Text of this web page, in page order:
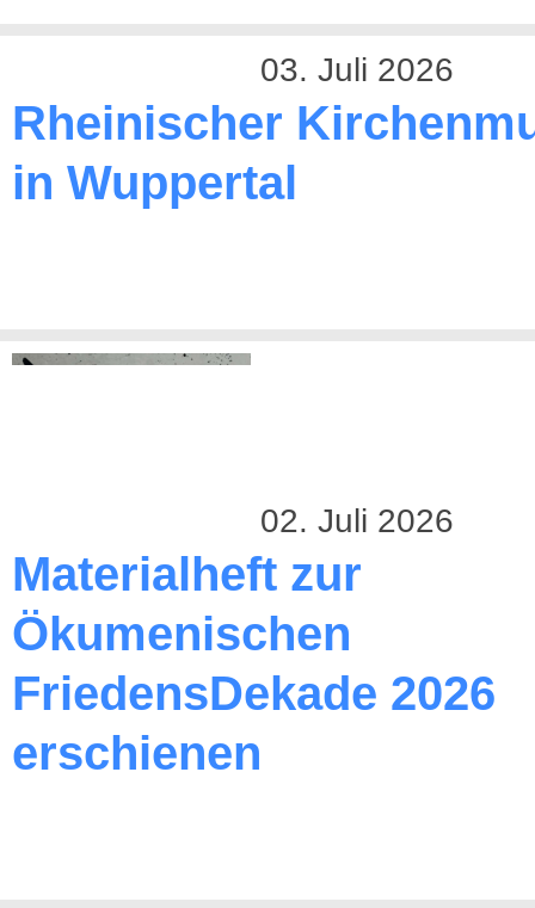
03. Juli 2026
Rheinischer
in Wuppertal
02. Juli 2026
Materialheft zur
Ökumenischen
FriedensDekade 2026
erschienen